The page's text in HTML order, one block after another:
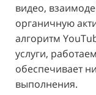
видео,
органичную
алгоритм
услуги,
обеспечивает
выполнения.